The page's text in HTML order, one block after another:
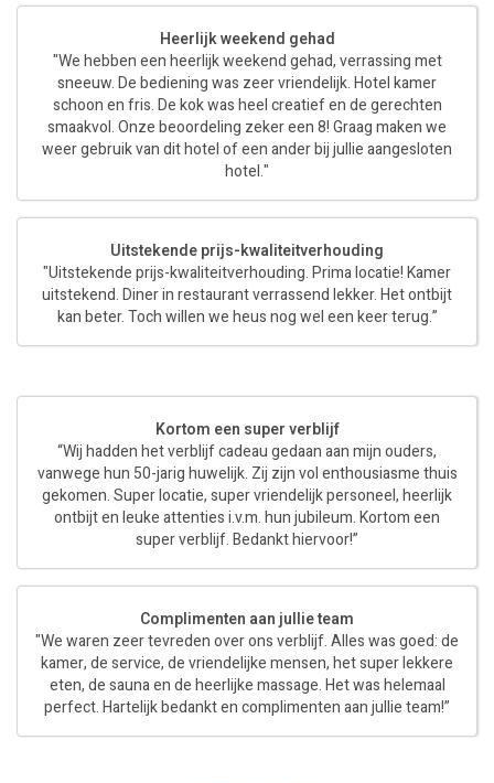
Heerlijk weekend gehad
"We hebben een heerlijk weekend gehad, verrassing met
sneeuw. De bediening was zeer vriendelijk. Hotel kamer
schoon en fris. De kok was heel creatief en de gerechten
smaakvol. Onze beoordeling zeker een 8! Graag maken we
weer gebruik van dit hotel of een ander bij jullie aangesloten
hotel."
Uitstekende prijs-kwaliteitverhouding
"Uitstekende prijs-kwaliteitverhouding. Prima locatie! Kamer
uitstekend. Diner in restaurant verrassend lekker. Het ontbijt
kan beter. Toch willen we heus nog wel een keer terug.”
Kortom een super verblijf
“Wij hadden het verblijf cadeau gedaan aan mijn ouders,
vanwege hun 50-jarig huwelijk. Zij zijn vol enthousiasme thuis
gekomen. Super locatie, super vriendelijk personeel, heerlijk
ontbijt en leuke attenties i.v.m. hun jubileum. Kortom een
super verblijf. Bedankt hiervoor!”
Complimenten aan jullie team
"We waren zeer tevreden over ons verblijf. Alles was goed: de
kamer, de service, de vriendelijke mensen, het super lekkere
eten, de sauna en de heerlijke massage. Het was helemaal
perfect. Hartelijk bedankt en complimenten aan jullie team!”